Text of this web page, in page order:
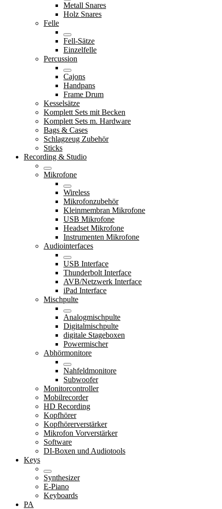
Metall Snares
Holz Snares
Felle
Fell-Sätze
Einzelfelle
Percussion
Cajons
Handpans
Frame Drum
Kesselsätze
Komplett Sets mit Becken
Komplett Sets m. Hardware
Bags & Cases
Schlagzeug Zubehör
Sticks
Recording & Studio
Mikrofone
Wireless
Mikrofonzubehör
Kleinmembran Mikrofone
USB Mikrofone
Headset Mikrofone
Instrumenten Mikrofone
Audiointerfaces
USB Interface
Thunderbolt Interface
AVB/Netzwerk Interface
iPad Interface
Mischpulte
Analogmischpulte
Digitalmischpulte
digitale Stageboxen
Powermischer
Abhörmonitore
Nahfeldmonitore
Subwoofer
Monitorcontroller
Mobilrecorder
HD Recording
Kopfhörer
Kopfhörerverstärker
Mikrofon Vorverstärker
Software
DI-Boxen und Audiotools
Keys
Synthesizer
E-Piano
Keyboards
PA